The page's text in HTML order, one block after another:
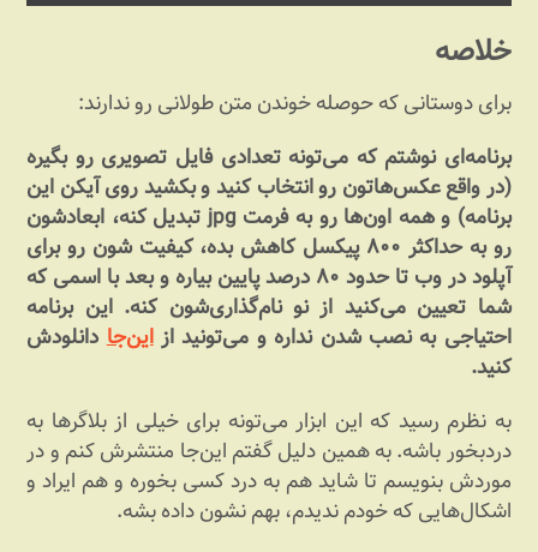
خلاصه
برای دوستانی که حوصله خوندن متن طولانی رو ندارند:
برنامه‌ای نوشتم که می‌تونه تعدادی فایل تصویری رو بگیره
(در واقع عکس‌هاتون رو انتخاب کنید و بکشید روی آیکن این
برنامه) و همه اون‌ها رو به فرمت jpg تبدیل کنه، ابعادشون
رو به حداکثر ۸۰۰ پیکسل کاهش بده، کیفیت شون رو برای
آپلود در وب تا حدود ۸۰ درصد پایین بیاره و بعد با اسمی که
شما تعیین می‌کنید از نو نام‌گذاری‌شون کنه. این برنامه
احتیاجی به نصب شدن نداره و می‌تونید ازاین‌جادانلودش
کنید.
به نظرم رسید که این ابزار می‌تونه برای خیلی از بلاگرها به
دردبخور باشه. به همین دلیل گفتم این‌جا منتشرش کنم و در
موردش بنویسم تا شاید هم به درد کسی بخوره و هم ایراد و
اشکال‌هایی که خودم ندیدم، بهم نشون داده بشه.